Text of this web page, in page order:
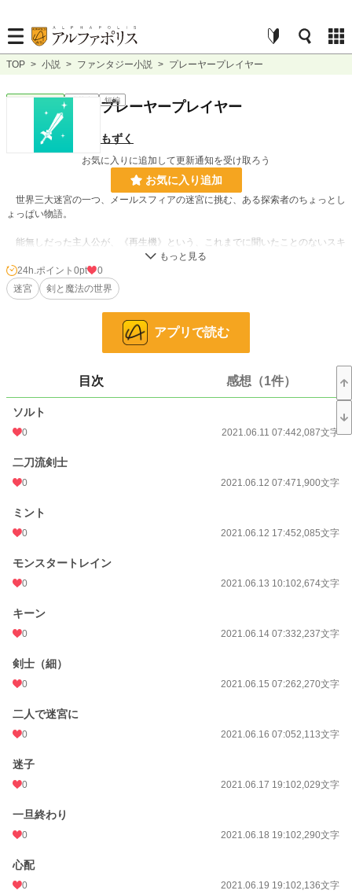
TOP > 小説 > ファンタジー小説 > プレーヤープレイヤー
ファンタジー 連載中 短編
プレーヤープレイヤー
もずく
お気に入りに追加して更新通知を受け取ろう
お気に入り追加
世界三大迷宮の一つ、メールスフィアの迷宮に挑む、ある探索者のちょっとし
ょっぱい物語。
能無しだった主人公が、《再生機》という、これまでに聞いたことのないスキ
ルを手に入れた事で道を切り拓いていく。
小説 228,790 位 / 228,790 件
53,312 位 / 53,312 件
0 pt
文字数 257,583
更新日時
初回公開日時
週間ポイント
月間ポイント
年間ポイント
累計ポイント 28,622 pt (59,612 位)
24h.ポイント 0pt
0
迷宮
剣と魔法の世界
アプリで読む
目次 感想（1件）
ソルト
0 2021.06.11 07:442,087文字
二刀流剣士
0 2021.06.12 07:471,900文字
ミント
0 2021.06.12 17:452,085文字
モンスタートレイン
0 2021.06.13 10:102,674文字
キーン
0 2021.06.14 07:332,237文字
剣士（細）
0 2021.06.15 07:262,270文字
二人で迷宮に
0 2021.06.16 07:052,113文字
迷子
0 2021.06.17 19:102,029文字
一旦終わり
0 2021.06.18 19:102,290文字
心配
0 2021.06.19 19:102,136文字